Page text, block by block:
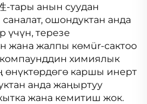
-тары анын суудан
ошондуктан анда
үчүн, терезе
жана жалпы көмür-сактоо
химиялык
өнүктөрдөгө каршы инерт
анда жаңыртуу
жана кемитиш жок.